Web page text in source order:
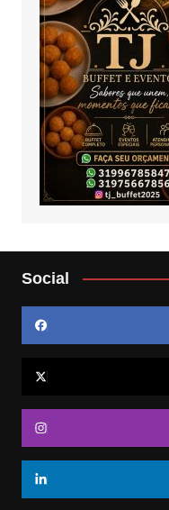
Social